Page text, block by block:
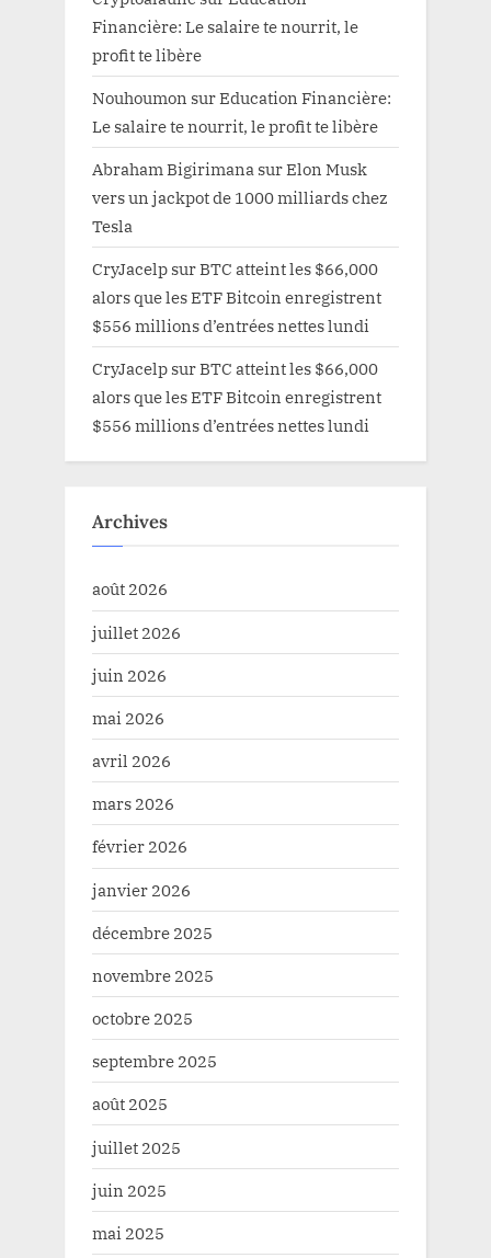
Financière: Le salaire te nourrit, le
profit te libère
Nouhoumon surEducation Financière:
Le salaire te nourrit, le profit te libère
Abraham Bigirimana surElon Musk
vers un jackpot de 1000 milliards chez
Tesla
CryJacelp surBTC atteint les $66,000
alors que les ETF Bitcoin enregistrent
$556 millions d’entrées nettes lundi
CryJacelp surBTC atteint les $66,000
alors que les ETF Bitcoin enregistrent
$556 millions d’entrées nettes lundi
Archives
août 2026
juillet 2026
juin 2026
mai 2026
avril 2026
mars 2026
février 2026
janvier 2026
décembre 2025
novembre 2025
octobre 2025
septembre 2025
août 2025
juillet 2025
juin 2025
mai 2025